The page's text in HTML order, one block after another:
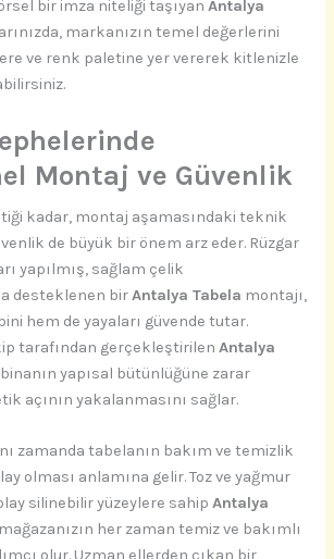
bir imza niteliği taşıyanAntalya
markanızın temel değerlerini
ve renk paletine yer vererek kitlenizle
Montaj ve Güvenlik
kadar, montaj aşamasındaki teknik
de büyük bir önem arz eder. Rüzgar
yapılmış, sağlam çelik
desteklenen birAntalya Tabela montajı,
hem de yayaları güvende tutar.
tarafından gerçekleştirilenAntalya
yapısal bütünlüğüne zarar
açının yakalanmasını sağlar.
zamanda tabelanın bakım ve temizlik
olması anlamına gelir. Toz ve yağmur
silinebilir yüzeylere sahipAntalya
her zaman temiz ve bakımlı
olur. Uzman ellerden çıkan bir